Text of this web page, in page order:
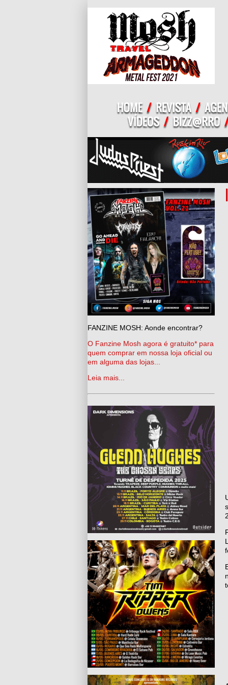
FANZINE MOSH: Aonde encontrar?
O Fanzine Mosh agora é gratuito* para
quem comprar em nossa loja oficial ou
em alguma das lojas...
Leia mais...